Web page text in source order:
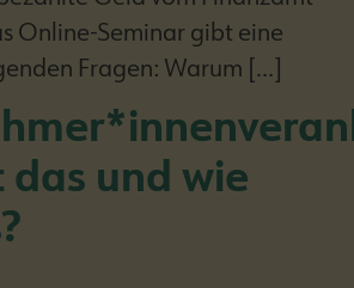
Online-Seminar gibt eine
Fragen: Warum […]
das und wie